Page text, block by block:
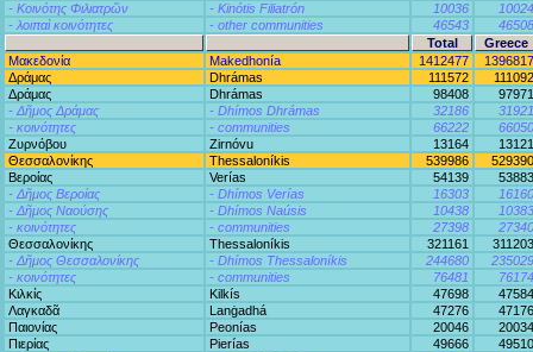
- Κοινότης Φιλιατρῶν
- Kinótis Filiatrón 10036
10024
- λοιπαὶ κοινότητες
- other communities 46543
46508
Total
Greece
Μακεδονία
Makedhonía 1412477
1396817
Δράμας
Dhrámas 111572
111092
Δράμας
Dhrámas 98408
97971
- Δῆμος Δράμας
- Dhímos Dhrámas 32186
31921
- κοινότητες
- communities 66222
66050
Ζυρνόβου
Zirnóvu 13164
13121
Θεσσαλονίκης
Thessaloníkis 539986
529390
Βεροίας
Verías 54139
53883
- Δῆμος Βεροίας
- Dhímos Verías 16303
16160
- Δῆμος Ναούσης
- Dhímos Naúsis 10438
10383
- κοινότητες
- communities 27398
27340
Θεσσαλονίκης
Thessaloníkis 321161
311203
- Δῆμος Θεσσαλονίκης
- Dhímos Thessaloníkis 244680
235029
- κοινότητες
- communities 76481
76174
Κιλκίς
Kilkís 47698
47584
Λαγκαδᾶ
Lanġadhá 47276
47176
Παιονίας
Peonías 20046
20034
Πιερίας
Pierías 49666
49510